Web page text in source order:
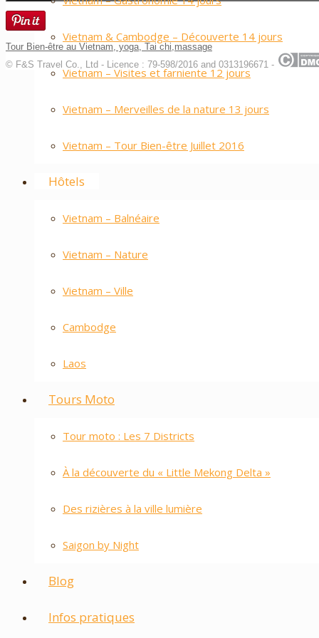
Vietnam & Cambodge – Découverte 14 jours
Vietnam – Visites et farniente 12 jours
Vietnam – Merveilles de la nature 13 jours
Vietnam – Tour Bien-être Juillet 2016
Hôtels
Vietnam – Balnéaire
Vietnam – Nature
Vietnam – Ville
Cambodge
Laos
Tours Moto
Tour moto : Les 7 Districts
À la découverte du « Little Mekong Delta »
Des rizières à la ville lumière
Saigon by Night
Blog
Infos pratiques
Tour Bien-être au Vietnam, yoga, Tai chi,massage
© F&S Travel Co., Ltd - Licence : 79-598/2016 and 0313196671 -